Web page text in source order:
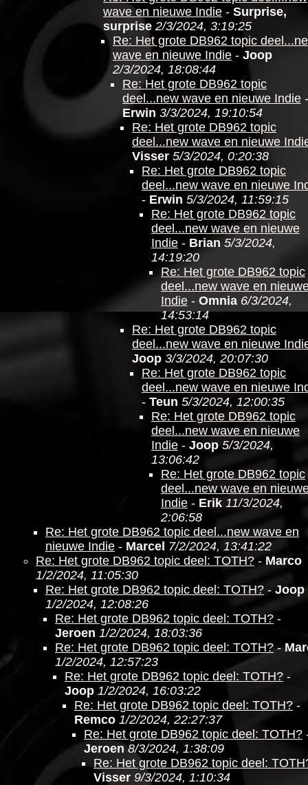
wave en nieuwe Indie - Surprise,
surprise 2/3/2024, 3:19:25
Re: Het grote DB962 topic
wave en nieuwe Indie - Joop
2/3/2024, 18:08:44
Re: Het grote DB962 topic
deel...new wave en nieuwe Indie -
Erwin 3/3/2024, 19:10:54
Re: Het grote DB962 topic
deel...new wave en nieuwe
Visser 5/3/2024, 0:20:38
Re: Het grote DB962 topic
deel...new wave en nieuwe
- Erwin 5/3/2024, 11:59:15
Re: Het grote DB962 topic
deel...new wave en nieuwe
Indie - Brian 5/3/2024,
14:19:20
Re: Het grote DB962 topic
deel...new wave en
Indie - Omnia 6/3/2024,
14:53:14
Re: Het grote DB962 topic
deel...new wave en nieuwe
Joop 3/3/2024, 20:07:30
Re: Het grote DB962 topic
deel...new wave en nieuwe
- Teun 5/3/2024, 12:00:35
Re: Het grote DB962 topic
deel...new wave en nieuwe
Indie - Joop 5/3/2024,
13:06:42
Re: Het grote DB962 topic
deel...new wave en
Indie - Erik 11/3/2024,
2:06:58
Re: Het grote DB962 topic deel...new wave en
nieuwe Indie - Marcel 7/2/2024, 13:41:22
Re: Het grote DB962 topic deel: TOTH? - Marco
1/2/2024, 11:05:30
Re: Het grote DB962 topic deel: TOTH? - Joop
1/2/2024, 12:08:26
Re: Het grote DB962 topic deel: TOTH? -
Jeroen 1/2/2024, 18:03:36
Re: Het grote DB962 topic deel: TOTH?-
1/2/2024, 12:57:23
Re: Het grote DB962 topic deel: TOTH? -
Joop 1/2/2024, 16:03:22
Re: Het grote DB962 topic deel: TOTH? -
Remco 1/2/2024, 22:27:37
Re: Het grote DB962 topic deel: TOTH?
Jeroen 8/3/2024, 1:38:09
Re: Het grote DB962 topic deel:
Visser 9/3/2024, 1:10:34